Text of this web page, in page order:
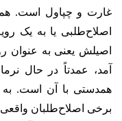
غارت و چپاول است.
اصلاح‌طلبی یا به یک
اصیلش یعنی به عنوان
آمد، عمدتاً در حال
همدستی با آن است. به
برخی اصلاح‌‌طلبان